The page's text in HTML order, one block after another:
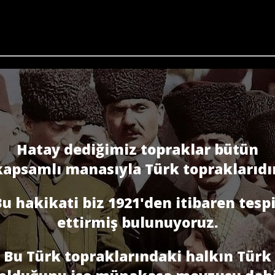
Hatay dediğimiz topraklar bütün
manasıyla Türk
hakikati biz 1921'den itibaren
ettirmiş bulunuyoruz.
Bu Türk topraklarındaki halkın Türk